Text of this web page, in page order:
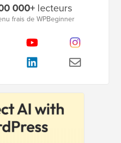
000+lecteurs
frais de WPBeginner